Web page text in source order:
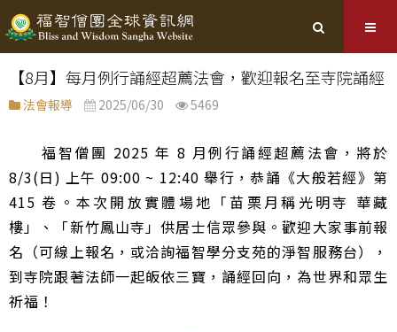
【8月】每月例行誦經超薦法會，歡迎報名至寺院誦經
法會報導 2025/06/30 5469
福智僧團 2025 年 8 月例行誦經超薦法會，將於
8/3(日) 上午 09:00 ~ 12:40 舉行，恭誦《大般若經》第
415 卷。本次開放實體場地「苗栗月稱光明寺 華藏
樓」、「新竹鳳山寺」供居士信眾參與。歡迎大家事前報
名（可線上報名，或洽詢福智學分支苑的淨智服務台），
到寺院跟著法師一起皈依三寶，誦經回向，為世界和眾生
祈福！